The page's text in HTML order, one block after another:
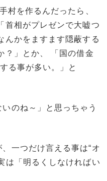
村を作るんだったら、
首相がプレゼンで大嘘つ
んかをますます隠蔽する
？」とか、 「国の借金
る事が多い。」と
のね～」と思っちゃう
一つだけ言える事は“オ
は「明るくしなければい